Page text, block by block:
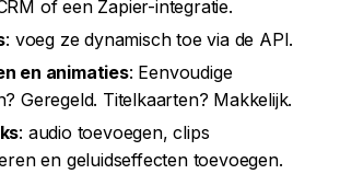
of een Zapier-integratie.
: voeg ze dynamisch toe via de API.
en animaties: Eenvoudige
Geregeld. Titelkaarten? Makkelijk.
: audio toevoegen, clips
en geluidseffecten toevoegen.